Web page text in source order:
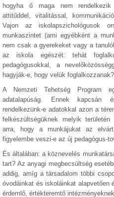
hogyha ő maga nem
attitűddel, vitalitással,
Vajon az iskolapszichológusok
munkaszintet (ami egyébként a
nem csak a gyerekeket vagy a
az iskola egészét: tehát
pedagógusokkal, a
hagyják-e, hogy velük foglalkozzanak?
A Nemzeti Tehetség Program
adatalapúság. Ennek kapcsán
rendelkezünk-e adatokkal azon a
felkészültségüknek melyik
arra, hogy a munkájukat az
figyelembe veszi-e az új pedagógus-
És általában: a köznevelés
tart? Az anyagi megbecsültség
addig, amíg a társadalom többi
óvodáinkat és iskoláinkat alapvetően
érdemlő, értékteremtő